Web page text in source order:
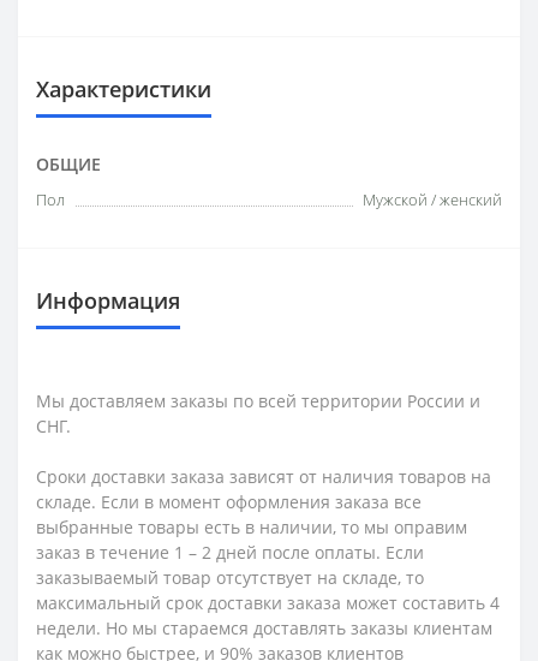
Характеристики
ОБЩИЕ
Пол Мужской / женский
Информация
Мы доставляем заказы по всей территории России и
СНГ.
Сроки доставки заказа зависят от наличия товаров на
складе. Если в момент оформления заказа все
выбранные товары есть в наличии, то мы оправим
заказ в течение 1 – 2 дней после оплаты. Если
заказываемый товар отсутствует на складе, то
максимальный срок доставки заказа может составить 4
недели. Но мы стараемся доставлять заказы клиентам
как можно быстрее, и 90% заказов клиентов